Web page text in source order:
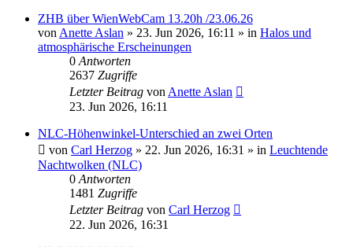
ZHB über WienWebCam 13.20h /23.06.26
von Anette Aslan » 23. Jun 2026, 16:11 » in Halos und
atmosphärische Erscheinungen
0 Antworten
2637 Zugriffe
Letzter Beitrag von Anette Aslan
23. Jun 2026, 16:11
NLC-Höhenwinkel-Unterschied an zwei Orten
von Carl Herzog » 22. Jun 2026, 16:31 » in Leuchtende
Nachtwolken (NLC)
0 Antworten
1481 Zugriffe
Letzter Beitrag von Carl Herzog
22. Jun 2026, 16:31